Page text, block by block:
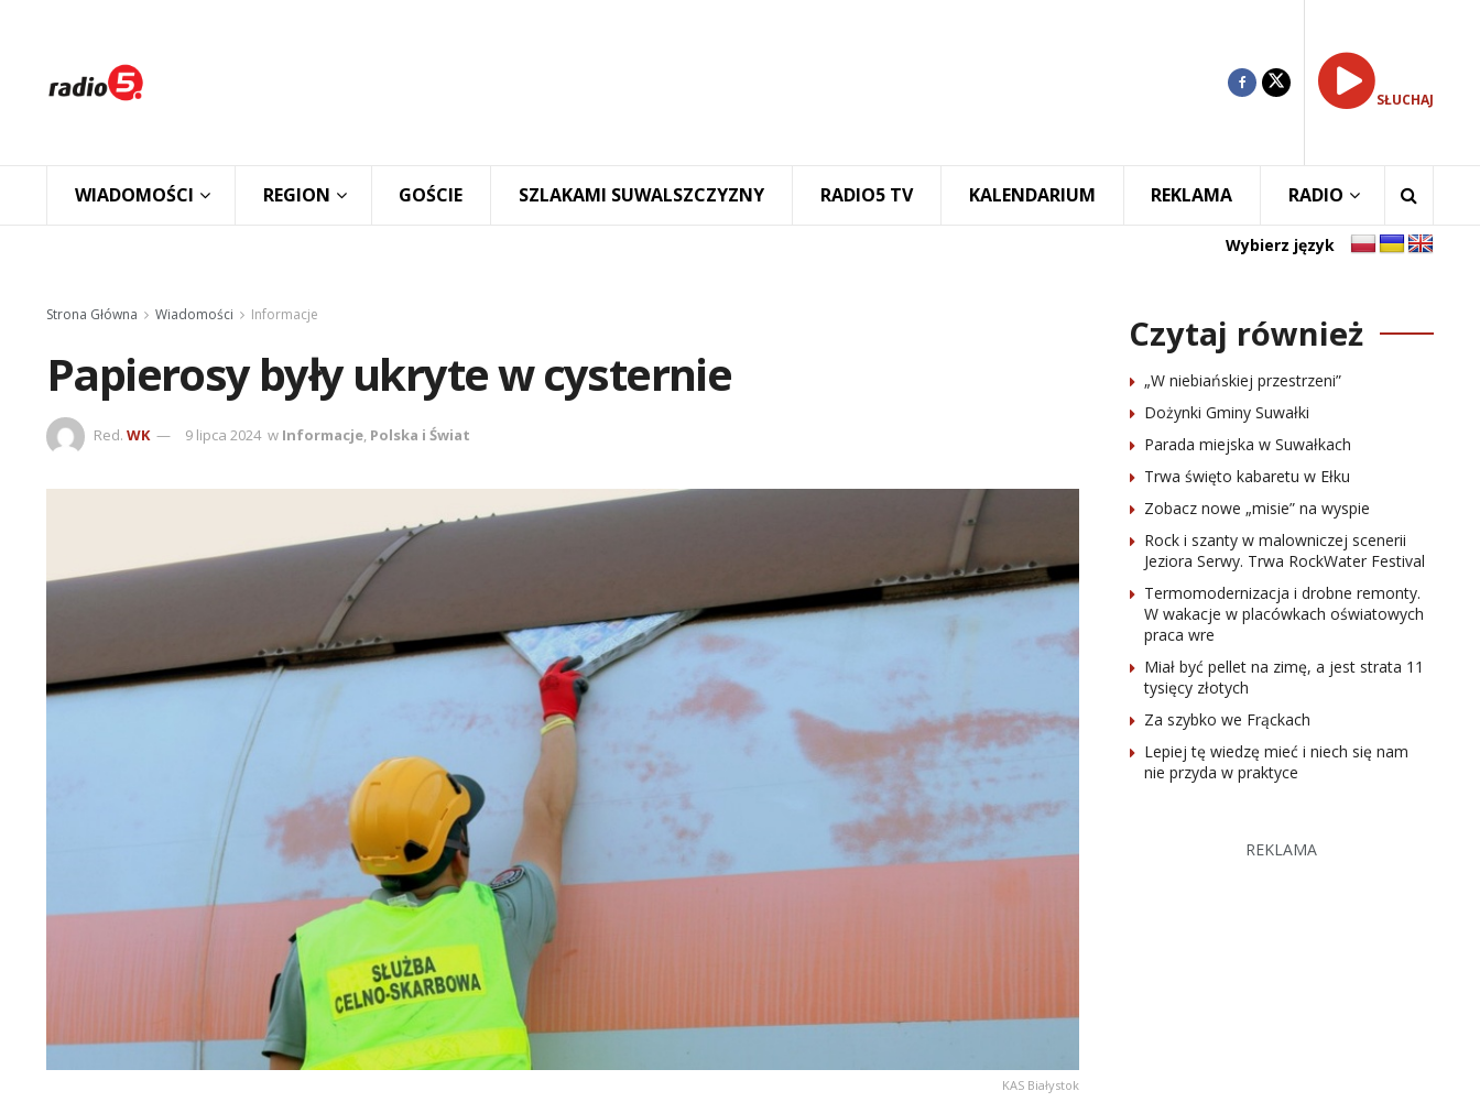
SŁUCHAJ
WIADOMOŚCI REGION GOŚCIE SZLAKAMI SUWALSZCZYZNY RADIO5 TV KALENDARIUM REKLAMA RADIO
Wybierz język
Strona Główna Wiadomości Informacje
Papierosy były ukryte w cysternie
Red. WK 9 lipca 2024 w Informacje, Polska i Świat
KAS Białystok
Czytaj również
„W niebiańskiej przestrzeni”
Dożynki Gminy Suwałki
Parada miejska w Suwałkach
Trwa święto kabaretu w Ełku
Zobacz nowe „misie” na wyspie
Rock i szanty w malowniczej scenerii
Jeziora Serwy. Trwa RockWater Festival
Termomodernizacja i drobne remonty.
W wakacje w placówkach oświatowych
praca wre
Miał być pellet na zimę, a jest strata 11
tysięcy złotych
Za szybko we Frąckach
Lepiej tę wiedzę mieć i niech się nam
nie przyda w praktyce
REKLAMA